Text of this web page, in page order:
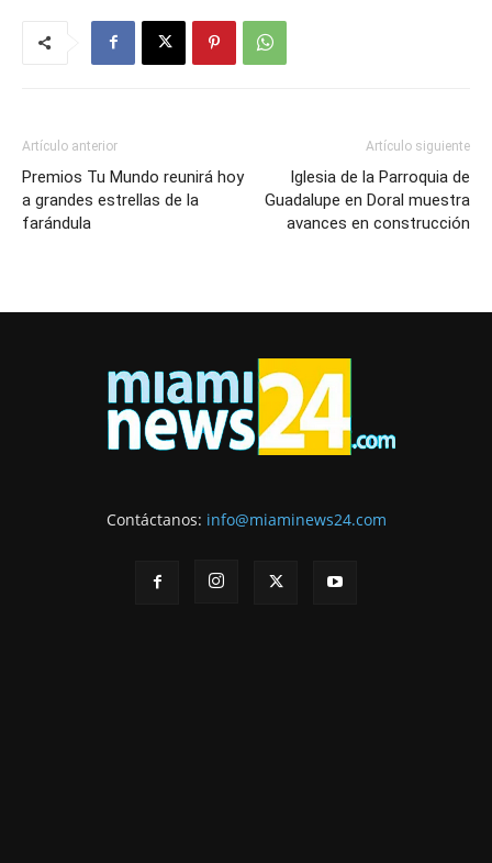
Artículo anterior
Premios Tu Mundo reunirá hoy
a grandes estrellas de la
farándula
Artículo siguiente
Iglesia de la Parroquia de
Guadalupe en Doral muestra
avances en construcción
Contáctanos: info@miaminews24.com